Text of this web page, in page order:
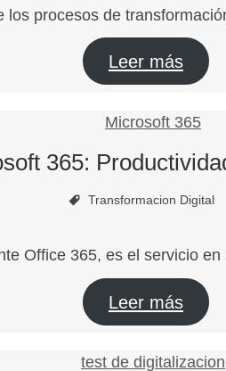
los procesos de
Leer más
365:
Transformacion Digital
Office 365, es el servicio
Leer más